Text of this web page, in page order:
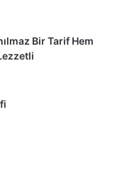
Bir Tarif Hem